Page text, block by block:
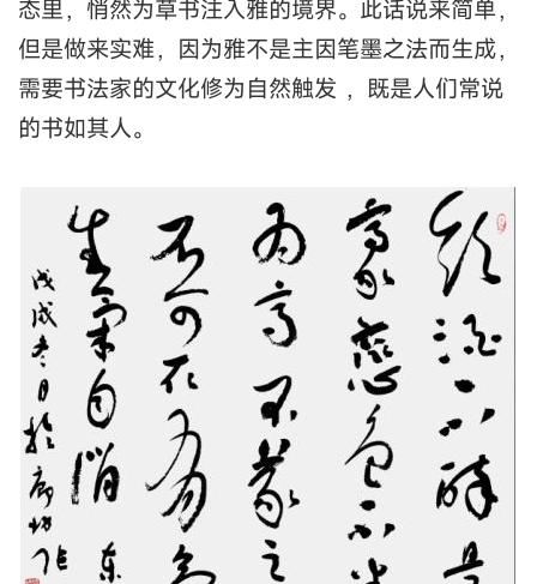
态里，悄然为草书注入雅的境界。此话说来简单，
但是做来实难，因为雅不是主因笔墨之法而生成，
需要书法家的文化修为自然触发 ，既是人们常说
的书如其人。